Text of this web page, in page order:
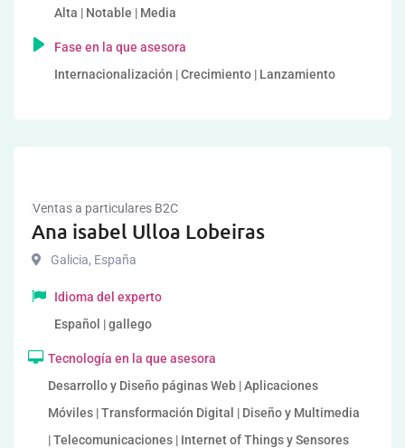
Alta | Notable | Media
Fase en la que asesora
Internacionalización | Crecimiento | Lanzamiento
Ventas a particulares B2C
Ana isabel Ulloa Lobeiras
Galicia, España
Idioma del experto
Español | gallego
Tecnología en la que asesora
Desarrollo y Diseño páginas Web | Aplicaciones
Móviles | Transformación Digital | Diseño y Multimedia
| Telecomunicaciones | Internet of Things y Sensores